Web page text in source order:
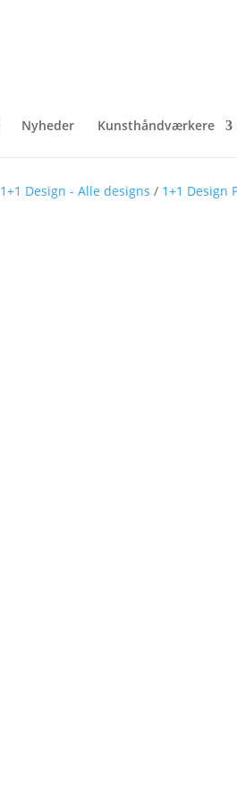
Nyheder Kunsthåndværkere
1+1 Design - Alle designs / 1+1 Design